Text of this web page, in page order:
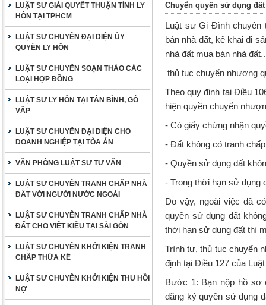
LUẬT SƯ GIẢI QUYẾT THUẬN TÌNH LY
HÔN TẠI TPHCM
LUẬT SƯ CHUYÊN ĐẠI DIỆN ỦY
QUYỀN LY HÔN
LUẬT SƯ CHUYÊN SOẠN THẢO CÁC
LOẠI HỢP ĐỒNG
LUẬT SƯ LY HÔN TẠI TÂN BÌNH, GÒ
VẤP
LUẬT SƯ CHUYÊN ĐẠI DIỆN CHO
DOANH NGHIỆP TẠI TÒA ÁN
VĂN PHÒNG LUẬT SƯ TƯ VẤN
LUẬT SƯ CHUYÊN TRANH CHẤP NHÀ
ĐẤT VỚI NGƯỜI NƯỚC NGOÀI
LUẬT SƯ CHUYÊN TRANH CHẤP NHÀ
ĐẤT CHO VIỆT KIỀU TẠI SÀI GÒN
LUẬT SƯ CHUYÊN KHỞI KIỆN TRANH
CHẤP THỪA KẾ
LUẬT SƯ CHUYÊN KHỞI KIỆN THU HỒI
NỢ
Chuyển quyền sử dụng đất
Luật sư Gi Đình chuyên
bán nhà đất, kê khai di
nhà đất mua bán nhà
thủ tục chuyển nhượng
Theo quy định tại Điều
hiện quyền chuyển
- Có giấy chứng nhận
- Đất không có tranh
- Quyền sử dụng đất
- Trong thời hạn sử dụng
Do vậy, ngoài việc đã
quyền sử dụng đất
thời hạn sử dụng đất thì
Trình tự, thủ tục chuyển
định tại Điều 127 của
Bước 1: Bạn nộp hồ sơ
đăng ký quyền sử dụng